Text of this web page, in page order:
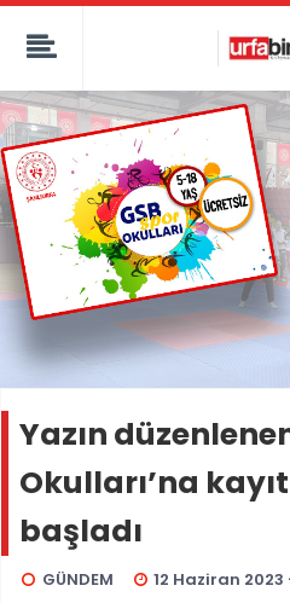
Yazın
Okulları’na
başladı
GÜNDEM 12 Haziran 2023